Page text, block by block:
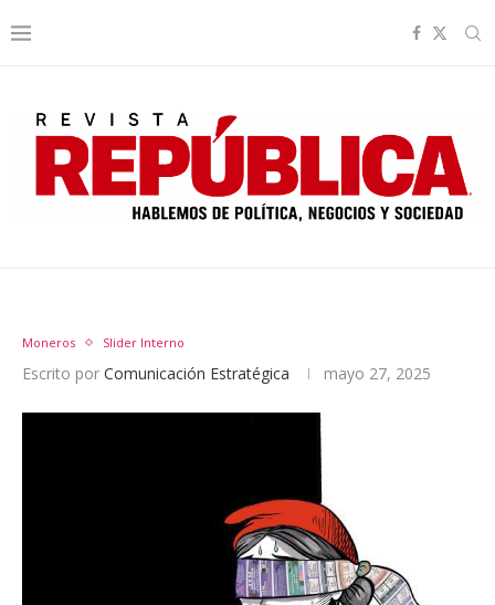
Moneros Slider Interno
Escrito por Comunicación Estratégica mayo 27, 2025